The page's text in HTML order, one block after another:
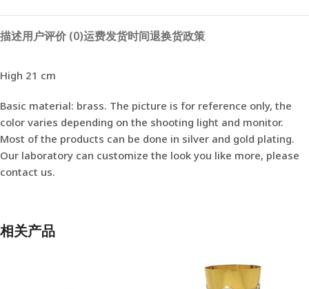
描述用户评价 (0)运费发货时间退换货政策
High 21 cm
Basic material: brass. The picture is for reference only, the
color varies depending on the shooting light and monitor.
Most of the products can be done in silver and gold plating.
Our laboratory can customize the look you like more, please
contact us.
相关产品